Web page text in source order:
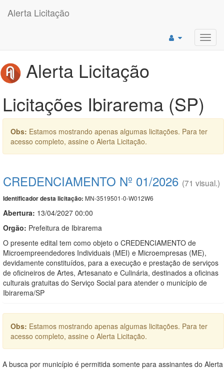
Alerta Licitação
Alerta Licitação
Licitações Ibirarema (SP)
Obs: Estamos mostrando apenas algumas licitações. Para ter
acesso completo, assine o Alerta Licitação.
CREDENCIAMENTO Nº 01/2026 (71 visual.)
Identificador desta licitação: MN-3519501-0-W012W6
Abertura: 13/04/2027 00:00
Orgão: Prefeitura de Ibirarema
O presente edital tem como objeto o CREDENCIAMENTO de
Microempreendedores Individuais (MEI) e Microempresas (ME),
devidamente constituídos, para a execução e prestação de serviços
de oficineiros de Artes, Artesanato e Culinária, destinados a oficinas
culturais gratuitas do Serviço Social para atender o município de
Ibirarema/SP
Obs: Estamos mostrando apenas algumas licitações. Para ter
acesso completo, assine o Alerta Licitação.
A busca por município é permitida somente para assinantes do Alerta